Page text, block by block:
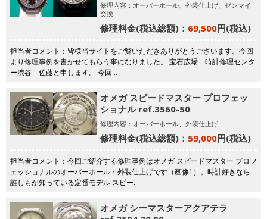
修理内容：オーバーホール、外装仕上げ、ゼンマイ
交換
修理料金(税込総額)： 69,500円(税込)
担当者コメント：皆様当サイトをご覧いただきありがとうございます。今回
より修理事例を書かせてもらう事になりました。 宝石広場 時計修理センタ
ー渋谷 佐藤と申します。 今回…
オメガ スピードマスター プロフェッ
ショナル ref.3560-50
修理内容：オーバーホール、外装仕上げ
修理料金(税込総額)： 59,000円(税込)
担当者コメント：今回ご紹介する修理事例はオメガ スピードマスター プロフ
ェッショナルのオーバーホール・外装仕上げです（画像1）。時計好きなら
誰しもが知っている定番モデル スピー…
オメガ シーマスターアクアテラ